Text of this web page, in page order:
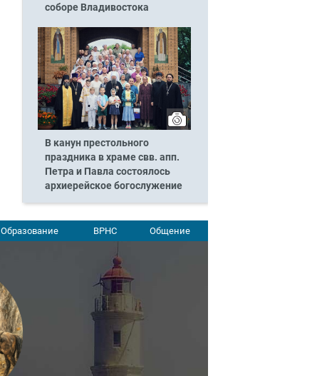
соборе Владивостока
В канун престольного
праздника в храме свв. апп.
Петра и Павла состоялось
архиерейское богослужение
Образование ВРНС Общение